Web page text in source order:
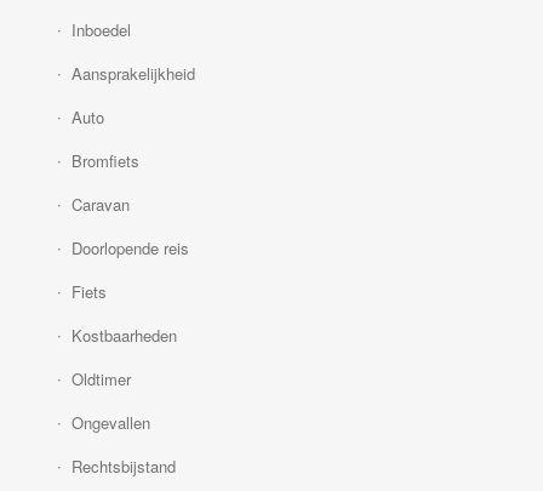
Inboedel
Aansprakelijkheid
Auto
Bromfiets
Caravan
Doorlopende reis
Fiets
Kostbaarheden
Oldtimer
Ongevallen
Rechtsbijstand